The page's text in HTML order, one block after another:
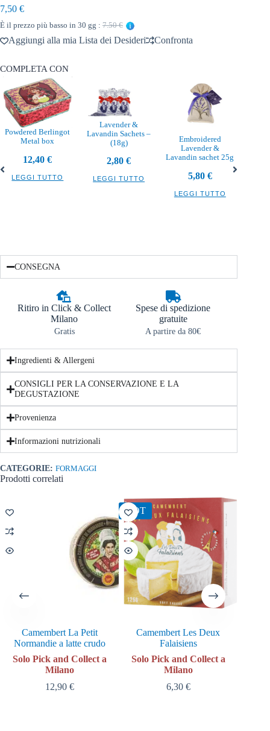
7,50 €
È il prezzo più basso in 30 gg : 7.50 €
Aggiungi alla mia Lista dei Desideri Confronta
COMPLETA CON
Powdered Berlingot
Metal box
12,40€
LEGGI TUTTO
Lavender &
Lavandin Sachets –
(18g)
2,80€
LEGGI TUTTO
Embroidered
Lavender &
Lavandin sachet 25g
5,80 €
LEGGI TUTTO
CONSEGNA
Ritiro in Click & Collect
Milano
Gratis
Spese di spedizione
gratuite
A partire da 80€
Ingredienti & Allergeni
CONSIGLI PER LA CONSERVAZIONE E LA
DEGUSTAZIONE
Provenienza
Informazioni nutrizionali
CATEGORIE: FORMAGGI
Prodotti correlati
Camembert La Petit
Normandie a latte crudo
Solo Pick and Collect a
Milano
12,90 €
HOT
Camembert Les Deux
Falaisiens
Solo Pick and Collect a
Milano
6,30 €